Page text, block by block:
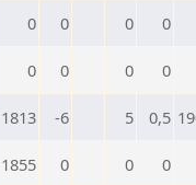
0 0 0 0
0 0 0 0
1813 -6 5 0,5
1855 0 0 0